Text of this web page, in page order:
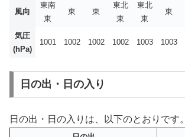
風向
東南
東
東 東
東北
東
東北
東
東
気圧
(hPa)
1001 1002 1002 1002 1003 1003
日の出・日の入り
日の出・日の入りは、以下のとおりです。